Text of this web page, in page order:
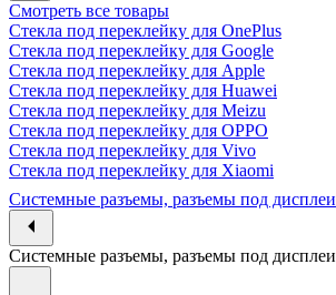
Смотреть все товары
Стекла под переклейку для OnePlus
Стекла под переклейку для Google
Стекла под переклейку для Apple
Стекла под переклейку для Huawei
Стекла под переклейку для Meizu
Стекла под переклейку для OPPO
Стекла под переклейку для Vivo
Стекла под переклейку для Xiaomi
Системные разъемы, разъемы под дисплеи
Системные разъемы, разъемы под дисплеи